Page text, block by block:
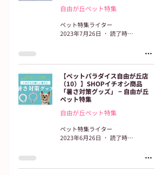
自由が丘ペット特集
ペット特集ライター
2023年7月26日
読了時間: 2分
【ペットパラダイス自由が丘店
（10）】SHOPイチオシ商品
「暑さ対策グッズ」 − 自由が丘
ペット特集
自由が丘ペット特集
ペット特集ライター
2023年6月26日
読了時間: 2分